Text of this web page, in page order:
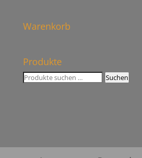
Warenkorb
Produkte
Suchen
Suchen